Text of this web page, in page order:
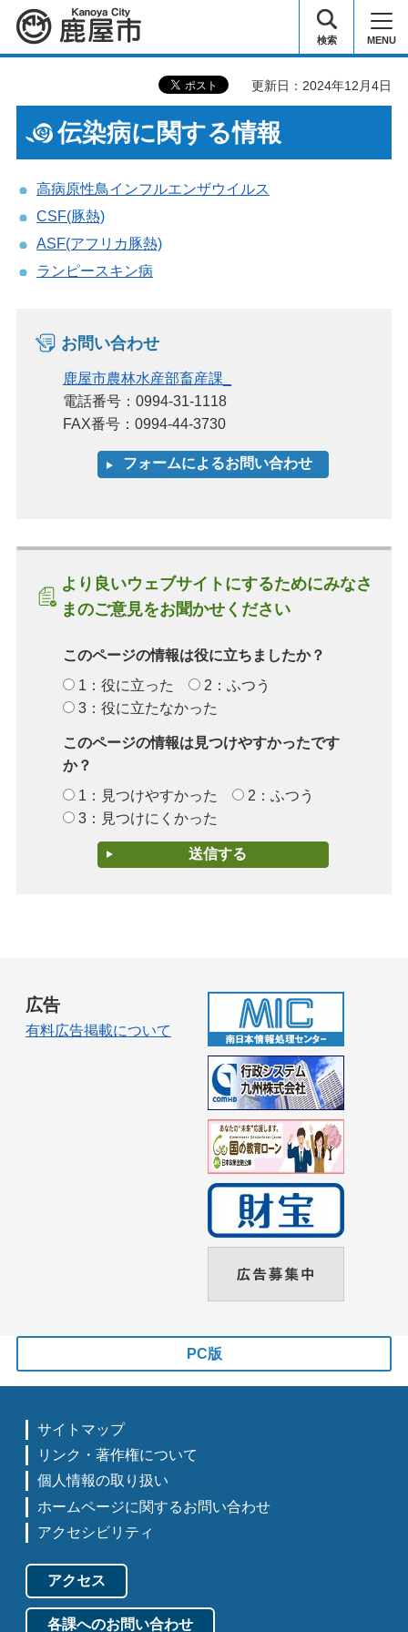
鹿屋市 検索 MENU
更新日：2024年12月4日
伝染病に関する情報
高病原性鳥インフルエンザウイルス
CSF(豚熱)
ASF(アフリカ豚熱)
ランピースキン病
お問い合わせ
鹿屋市農林水産部畜産課_
電話番号：0994-31-1118
FAX番号：0994-44-3730
より良いウェブサイトにするためにみなさ
まのご意見をお聞かせください
このページの情報は役に立ちましたか？
1：役に立った
2：ふつう
3：役に立たなかった
このページの情報は見つけやすかったです
か？
1：見つけやすかった
2：ふつう
3：見つけにくかった
広告
有料広告掲載について
PC版
サイトマップ
リンク・著作権について
個人情報の取り扱い
ホームページに関するお問い合わせ
アクセシビリティ
アクセス
各課へのお問い合わせ